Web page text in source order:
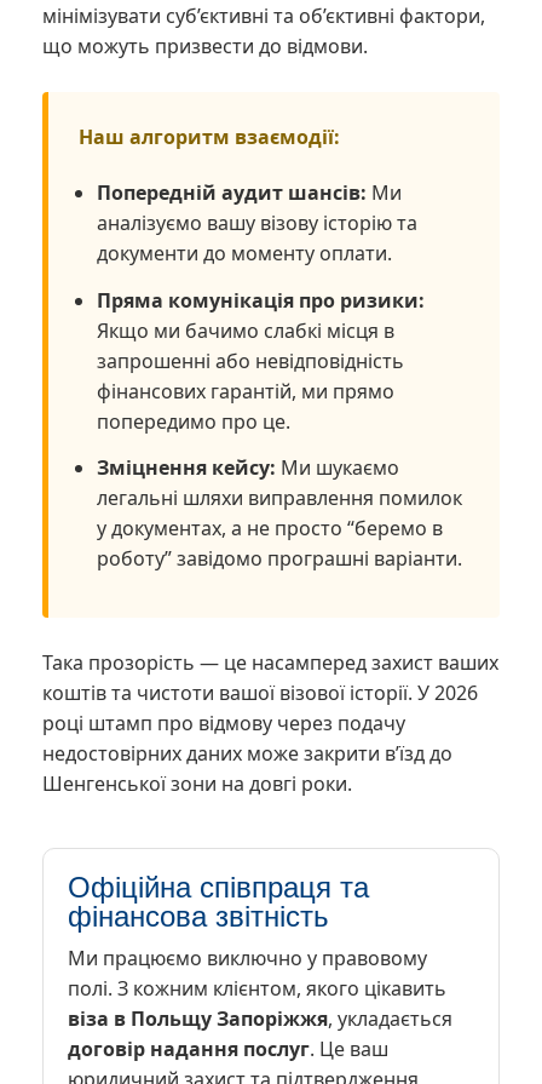
мінімізувати суб’єктивні та об’єктивні фактори,
що можуть призвести до відмови.
Наш алгоритм взаємодії:
Попередній аудит шансів: Ми
аналізуємо вашу візову історію та
документи до моменту оплати.
Пряма комунікація про ризики:
Якщо ми бачимо слабкі місця в
запрошенні або невідповідність
фінансових гарантій, ми прямо
попередимо про це.
Зміцнення кейсу: Ми шукаємо
легальні шляхи виправлення помилок
у документах, а не просто “беремо в
роботу” завідомо програшні варіанти.
Така прозорість — це насамперед захист ваших
коштів та чистоти вашої візової історії. У 2026
році штамп про відмову через подачу
недостовірних даних може закрити в’їзд до
Шенгенської зони на довгі роки.
Офіційна співпраця та
фінансова звітність
Ми працюємо виключно у правовому
полі. З кожним клієнтом, якого цікавить
віза в Польщу Запоріжжя, укладається
договір надання послуг. Це ваш